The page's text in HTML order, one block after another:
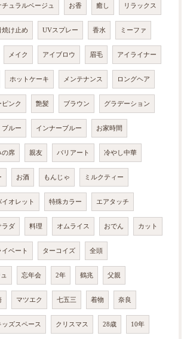
チュラルベージュ お香 癒し リラックス
焼け止め UVスプレー 香水 ミーファ
メイク アイブロウ 眉毛 アイライナー
ホットケーキ メンテナンス ロングヘア
ピンク 艶髪 ブラウン グラデーション
ブルー インナーブルー お家時間
の席 親友 バリアート 冷やし中華
お酒 もんじゃ ミルクティー
イオレット 特殊カラー エアタッチ
ラダ 料理 オムライス おでん カット
イベート ターコイズ 全頭
忘年会 2年 鶴兆 父親
マツエク 七五三 着物 奈良
ッズスペース クリスマス 28歳 10年